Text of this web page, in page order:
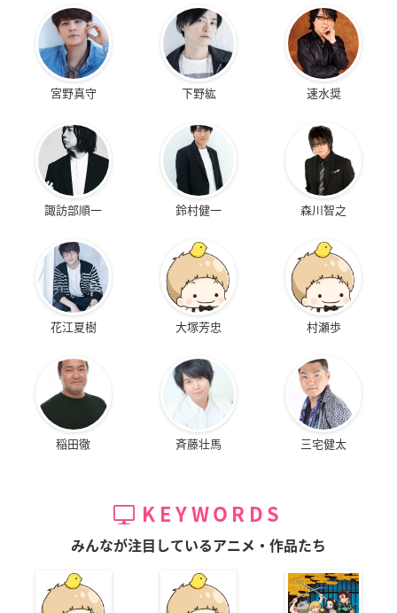
宮野真守 下野紘 速水奨
諏訪部順一 鈴村健一 森川智之
花江夏樹 大塚芳忠 村瀬歩
稲田徹 斉藤壮馬 三宅健太
KEYWORDS
みんなが注目しているアニメ・作品たち